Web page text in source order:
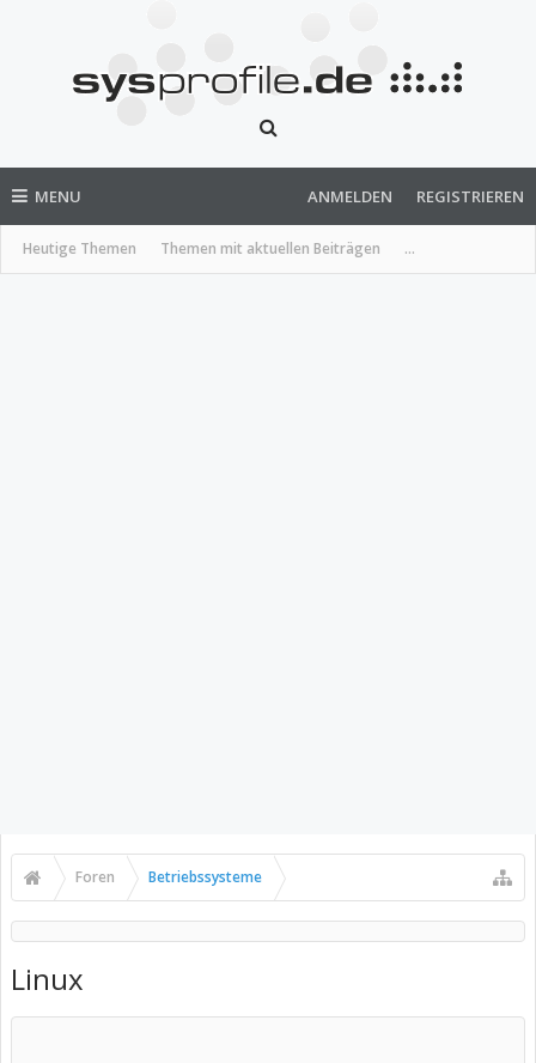
MENU
Heutige Themen Themen mit aktuellen Beiträgen ...
ANMELDEN REGISTRIEREN
Foren Betriebssysteme
Linux